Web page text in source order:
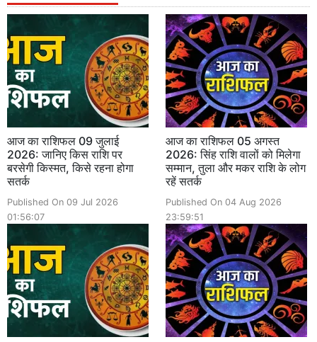
आज का राशिफल 09 जुलाई
2026: जानिए किस राशि पर
बरसेगी किस्मत, किसे रहना होगा
सतर्क
Published On 09 Jul 2026
01:56:07
आज का राशिफल 05 अगस्त
2026: सिंह राशि वालों को मिलेगा
सम्मान, तुला और मकर राशि के लोग
रहें सतर्क
Published On 04 Aug 2026
23:59:51